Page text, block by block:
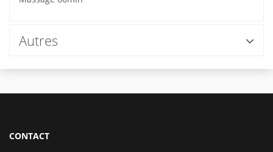
Autres
CONTACT